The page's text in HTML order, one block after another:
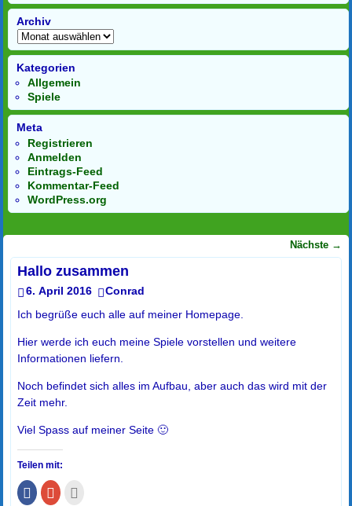
Archiv
Kategorien
Allgemein
Spiele
Meta
Registrieren
Anmelden
Eintrags-Feed
Kommentar-Feed
WordPress.org
Artikelnavigation
Nächste →
Hallo zusammen
6. April 2016
Conrad
Ich begrüße euch alle auf meiner Homepage.
Hier werde ich euch meine Spiele vorstellen und weitere
Informationen liefern.
Noch befindet sich alles im Aufbau, aber auch das wird mit der
Zeit mehr.
Viel Spass auf meiner Seite 🙂
Teilen mit:
K
l
Z
u